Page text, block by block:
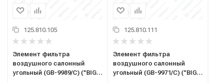
125.810.105
Элемент фильтра
воздушного салонный
угольный (GB-9989/C) ("BIG
125.810.111
Элемент фильтра
воздушного салонный
угольный (GB-9971/C) ("BIG